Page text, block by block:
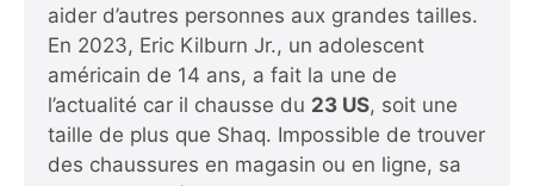
aider d’autres personnes aux grandes tailles.
En 2023, Eric Kilburn Jr., un adolescent
américain de 14 ans, a fait la une de
l’actualité car il chausse du 23 US, soit une
taille de plus que Shaq. Impossible de trouver
des chaussures en magasin ou en ligne, sa